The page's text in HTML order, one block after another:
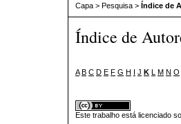
Capa > Pesquisa > Índice de
Índice de
A B C D E F G H I J K L M N O
Este trabalho está licenciado